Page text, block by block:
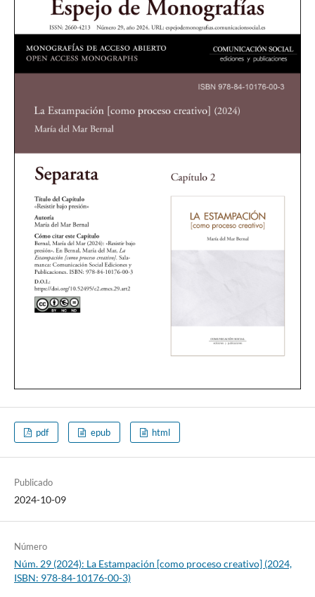
pdf epub html
Publicado
2024-10-09
Número
Núm. 29 (2024): La Estampación [como proceso creativo] (2024,
ISBN: 978-84-10176-00-3)